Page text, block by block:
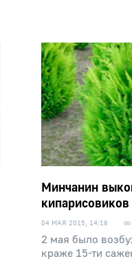
Минчанин
кипарисовиков
04 МАЯ 2015, 14:18
2 мая было
краже 15-ти